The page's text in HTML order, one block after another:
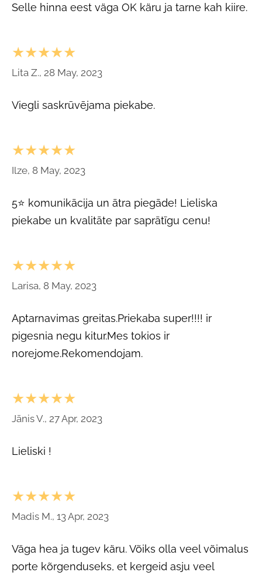
Selle hinna eest väga OK käru ja tarne kah kiire.
★★★★★
Lita Z., 28 May, 2023
Viegli saskrūvējama piekabe.
★★★★★
Ilze, 8 May, 2023
5⭐ komunikācija un ātra piegāde! Lieliska
piekabe un kvalitāte par saprātīgu cenu!
★★★★★
Larisa, 8 May, 2023
Aptarnavimas greitas.Priekaba super!!!! ir
pigesnia negu kitur.Mes tokios ir
norejome.Rekomendojam.
★★★★★
Jānis V., 27 Apr, 2023
Lieliski !
★★★★★
Madis M., 13 Apr, 2023
Väga hea ja tugev käru. Võiks olla veel võimalus
porte kõrgenduseks, et kergeid asju veel